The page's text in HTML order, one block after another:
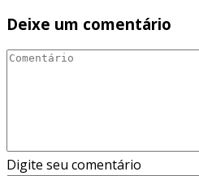
Deixe um comentário
Digite seu comentário